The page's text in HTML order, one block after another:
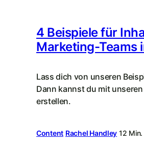
4 Beispiele für
Marketing-Teams
Lass dich von unseren
Dann kannst du mit
erstellen.
Content Rachel Handley 12